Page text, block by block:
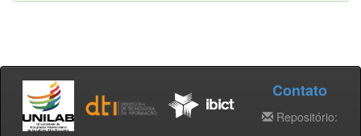
Contato
Repositório: